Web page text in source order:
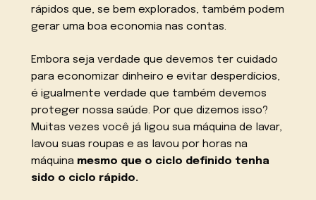
rápidos que, se bem explorados, também podem
gerar uma boa economia nas contas.
Embora seja verdade que devemos ter cuidado
para economizar dinheiro e evitar desperdícios,
é igualmente verdade que também devemos
proteger nossa saúde. Por que dizemos isso?
Muitas vezes você já ligou sua máquina de lavar,
lavou suas roupas e as lavou por horas na
máquina mesmo que o ciclo definido tenha
sido o ciclo rápido.